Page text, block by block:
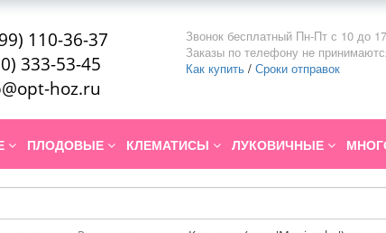
110-36-37
333-53-45
hoz.ru
Звонок бесплатный Пн-Пт с 10 до
Заказы по телефону не
Как купить / Сроки отправок
ПЛОДОВЫЕ КЛЕМАТИСЫ ЛУКОВИЧНЫЕ